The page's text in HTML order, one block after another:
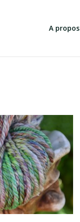
A propos